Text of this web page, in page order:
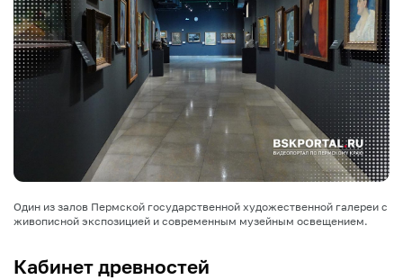
Один из залов Пермской государственной художественной галереи с
живописной экспозицией и современным музейным освещением.
Кабинет древностей